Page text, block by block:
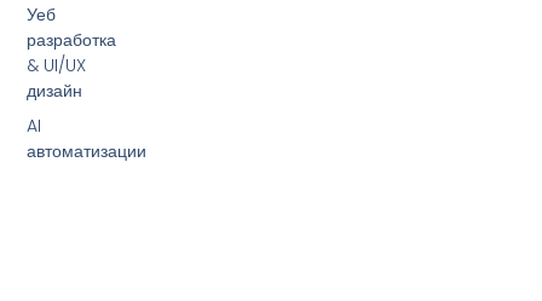
Уеб
разработка
& UI/UX
дизайн
AI
автоматизации